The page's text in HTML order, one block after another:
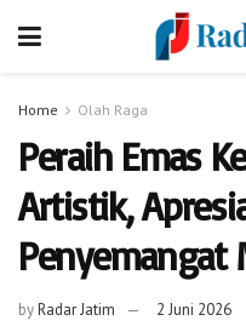
Home Olah Raga
Peraih Emas
Artistik,
Penyemangat
byRadar Jatim 2 Juni 2026